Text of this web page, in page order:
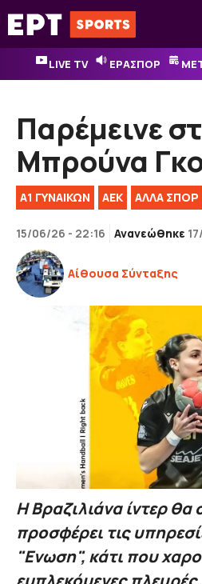
Μετάβαση
σε
περιεχόμενο
LIVE TV ΕΡΑΣΠΟΡ
Παρέμεινε
Μπρούνα
Α1 ΓΥΝΑΙΚΏΝ ΑΕΚ ΑΛΛΑ ΣΠΟΡ
15/06/26 - 22:16 Ανανεώθηκε
Αίθουσα Σύνταξης
Η Βραζιλιάνα ίντερ θα
προσφέρει τις
"Ενωση", κάτι που